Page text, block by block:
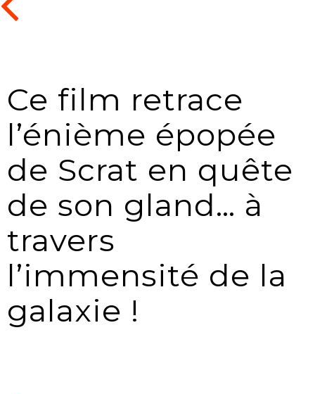
Ce film retrace
l’énième épopée
de Scrat en quête
de son gland… à
travers
l’immensité de la
galaxie !